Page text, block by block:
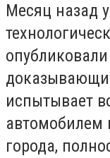
Месяц назад
испытывает
автомобилем
города,